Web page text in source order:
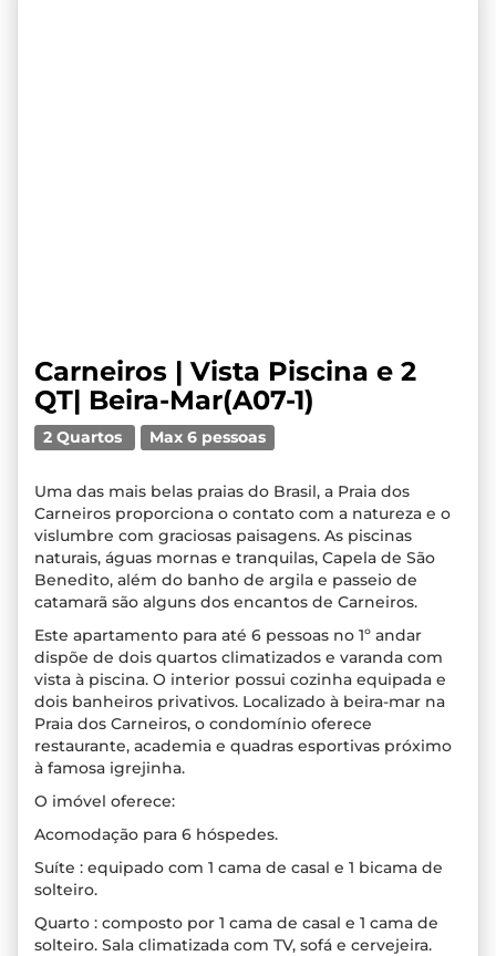
Carneiros | Vista Piscina e 2
QT| Beira-Mar(A07-1)
2 Quartos Max 6 pessoas
Uma das mais belas praias do Brasil, a Praia dos
Carneiros proporciona o contato com a natureza e o
vislumbre com graciosas paisagens. As piscinas
naturais, águas mornas e tranquilas, Capela de São
Benedito, além do banho de argila e passeio de
catamarã são alguns dos encantos de Carneiros.
Este apartamento para até 6 pessoas no 1º andar
dispõe de dois quartos climatizados e varanda com
vista à piscina. O interior possui cozinha equipada e
dois banheiros privativos. Localizado à beira-mar na
Praia dos Carneiros, o condomínio oferece
restaurante, academia e quadras esportivas próximo
à famosa igrejinha.
O imóvel oferece:
Acomodação para 6 hóspedes.
Suíte : equipado com 1 cama de casal e 1 bicama de
solteiro.
Quarto : composto por 1 cama de casal e 1 cama de
solteiro. Sala climatizada com TV, sofá e cervejeira.